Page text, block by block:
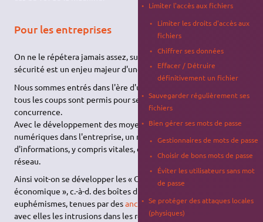
Pour les entreprises
On ne le répétera jamais assez, surtout aux PME/PMI : la
sécurité est un enjeu majeur d'une politique économique !
Nous sommes entrés dans l'ère d'un capitalisme sauvage, où
tous les coups sont permis pour semer et/ou abattre la
concurrence.
Avec le développement des moyens de communication
numériques dans l'entreprise, un nombre colossal
d'informations, y compris vitales, deviennent accessibles par le
réseau.
Ainsi voit-on se développer les « Officines d'intelligence
économique », c.-à-d. des boîtes d'espionnage, pour parler sans
euphémismes, tenues par desanciens de la DGSE ou de la PJet
avec elles les intrusions dans les réseaux, les vols de matériel…
Limiter l'accès aux fichiers
Limiter les droits d'accès aux
fichiers
Chiffrer ses données
Effacer / Détruire
définitivement un fichier
Sauvegarder régulièrement ses
fichiers
Bien gérer ses mots de passe
Gestionnaires de mots de passe
Choisir de bons mots de passe
Éviter les utilisateurs sans mot
de passe
Se protéger des attaques locales
(physiques)